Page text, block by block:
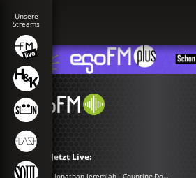
Jetzt Live:
Jonathan Jeremiah - Counting Down The Days